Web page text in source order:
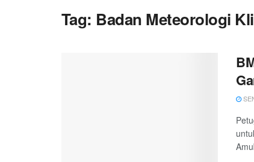
Tag: Badan Meteorologi